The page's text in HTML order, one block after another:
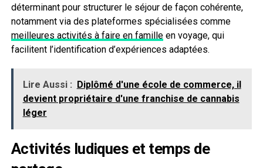
déterminant pour structurer le séjour de façon cohérente,
notamment via des plateformes spécialisées comme
meilleures activités à faire en familleen voyage, qui
facilitent l’identification d’expériences adaptées.
Lire Aussi : Diplômé d'une école de commerce, il
devient propriétaire d'une franchise de cannabis
léger
Activités ludiques et temps de